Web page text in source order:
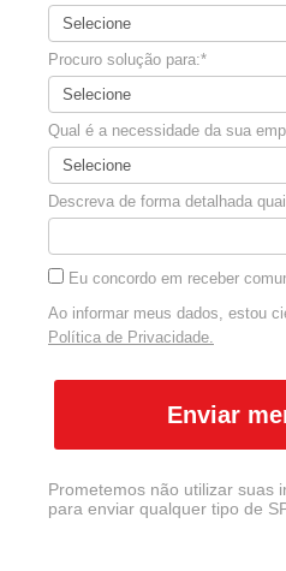
Procuro solução para:*
Qual é a necessidade da sua
Descreva de forma detalhada
Eu concordo em receber
Ao informar meus dados, estou
Política de Privacidade.
Enviar
Prometemos não utilizar suas
para enviar qualquer tipo de